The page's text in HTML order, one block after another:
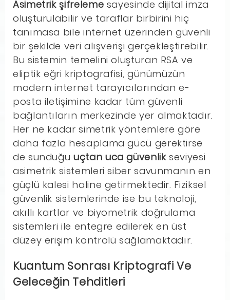
Asimetrik şifreleme sayesinde dijital imza
oluşturulabilir ve taraflar birbirini hiç
tanımasa bile internet üzerinden güvenli
bir şekilde veri alışverişi gerçekleştirebilir.
Bu sistemin temelini oluşturan RSA ve
eliptik eğri kriptografisi, günümüzün
modern internet tarayıcılarından e-
posta iletişimine kadar tüm güvenli
bağlantıların merkezinde yer almaktadır.
Her ne kadar simetrik yöntemlere göre
daha fazla hesaplama gücü gerektirse
de sunduğuuçtan uca güvenlikseviyesi
asimetrik sistemleri siber savunmanın en
güçlü kalesi haline getirmektedir. Fiziksel
güvenlik sistemlerinde ise bu teknoloji,
akıllı kartlar ve biyometrik doğrulama
sistemleri ile entegre edilerek en üst
düzey erişim kontrolü sağlamaktadır.
Kuantum Sonrası Kriptografi Ve
Geleceğin Tehditleri